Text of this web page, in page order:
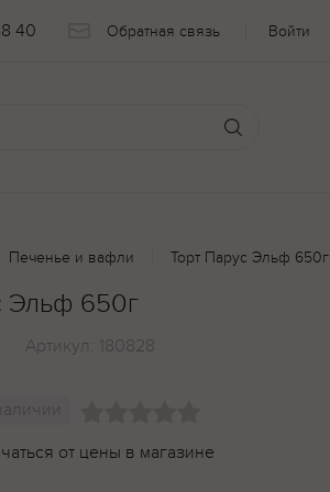
40 Обратная связь Войти
Печенье и вафли Торт Парус Эльф 650г
Эльф 650г
Артикул: 180828
от цены в магазине